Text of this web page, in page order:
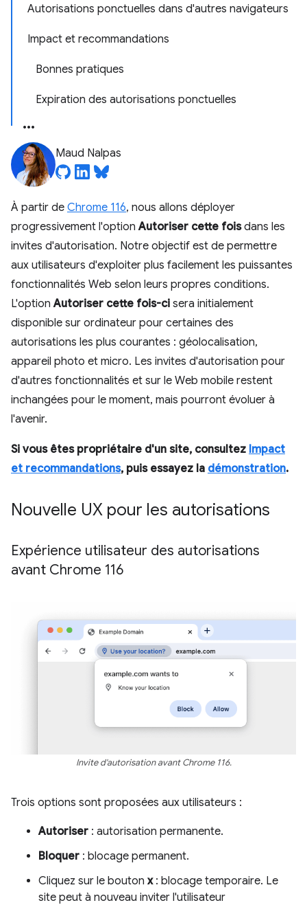
Autorisations ponctuelles dans d'autres navigateurs
Impact et recommandations
Bonnes pratiques
Expiration des autorisations ponctuelles
Maud Nalpas
À partir de Chrome 116, nous allons déployer
progressivement l'optionAutoriser cette foisdans les
invites d'autorisation. Notre objectif est de permettre
aux utilisateurs d'exploiter plus facilement les puissantes
fonctionnalités Web selon leurs propres conditions.
L'optionAutoriser cette fois-ci sera initialement
disponible sur ordinateur pour certaines des
autorisations les plus courantes : géolocalisation,
appareil photo et micro. Les invites d'autorisation pour
d'autres fonctionnalités et sur le Web mobile restent
inchangées pour le moment, mais pourront évoluer à
l'avenir.
Si vous êtes propriétaire d'un site, consultez Impact
et recommandations, puis essayez la démonstration.
Nouvelle UX pour les autorisations
Expérience utilisateur des autorisations
avant Chrome 116
Invite d'autorisation avant Chrome 116.
Trois options sont proposées aux utilisateurs :
Autoriser : autorisation permanente.
Bloquer : blocage permanent.
Cliquez sur le bouton x: blocage temporaire. Le
site peut à nouveau inviter l'utilisateur